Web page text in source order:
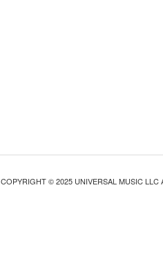
COPYRIGHT © 2025 UNIVERSAL MUSIC LLC